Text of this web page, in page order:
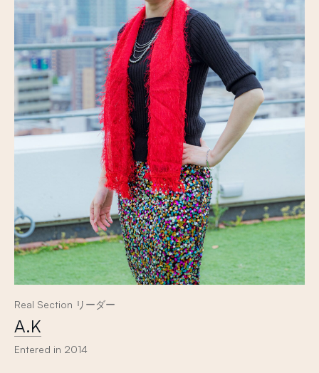
Real Section リーダー
A.K
Entered in 2014